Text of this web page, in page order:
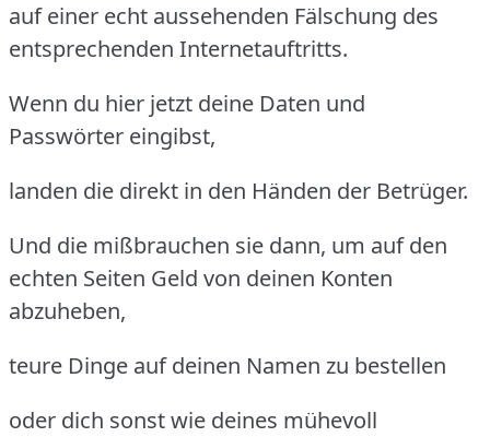
auf einer echt aussehenden Fälschung des
entsprechenden Internetauftritts.
Wenn du hier jetzt deine Daten und
Passwörter eingibst,
landen die direkt in den Händen der Betrüger.
Und die mißbrauchen sie dann, um auf den
echten Seiten Geld von deinen Konten
abzuheben,
teure Dinge auf deinen Namen zu bestellen
oder dich sonst wie deines mühevoll